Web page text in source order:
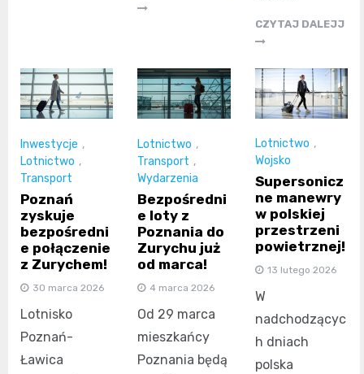
CZYTAJ DALEJJ
Inwestycje ,
Lotnictwo ,
Transport
Poznań
zyskuje
bezpośredni
e połączenie
z Zurychem!
30 marca 2026
Lotnisko
Poznań-
Ławica
Lotnictwo ,
Transport ,
Wydarzenia
Bezpośredni
e loty z
Poznania do
Zurychu już
od marca!
4 marca 2026
Od 29 marca
mieszkańcy
Poznania będą
Lotnictwo ,
Wojsko
Supersonicz
ne manewry
w polskiej
przestrzeni
powietrznej!
13 lutego 2026
W
nadchodzącyc
h dniach
polska